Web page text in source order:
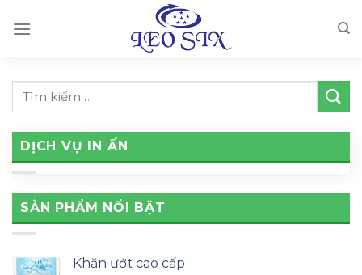
DỊCH VỤ IN ẤN
SẢN PHẨM NỔI BẬT
Khăn ướt cao cấp